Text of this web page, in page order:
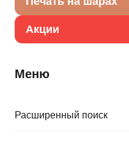
Акции
Меню
Расширенный поиск
367,00руб.
Г ФИГУРА